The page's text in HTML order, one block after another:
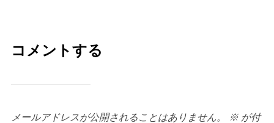
コメントする
メールアドレスが公開されることはありません。 ※が付